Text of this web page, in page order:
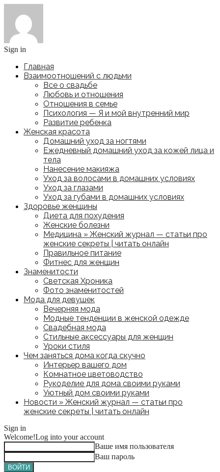
Sign in
Главная
Взаимоотношений с людьми
Все о свадьбе
Любовь и отношения
Отношения в семье
Психология — Я и мой внутренний мир
Развитие ребенка
Женская красота
Домашний уход за ногтями
Ежедневный домашний уход за кожей лица и
тела
Нанесение макияжа
Уход за волосами в домашних условиях
Уход за глазами
Уход за губами в домашних условиях
Здоровье женщины
Диета для похудения
Женские болезни
Медицина » Женский журнал — статьи про
женские секреты | читать онлайн
Правильное питание
Фитнес для женщин
Знаменитости
Светская Хроника
Фото знаменитостей
Мода для девушек
Вечерняя мода
Модные тенденции в женской одежде
Свадебная мода
Стильные аксессуары для женщин
Уроки стиля
Чем заняться дома когда скучно
Интерьер вашего дом
Комнатное цветоводство
Рукоделие для дома своими руками
Уютный дом своими руками
Новости » Женский журнал — статьи про
женские секреты | читать онлайн
Sign in
Welcome!Log into your account
Ваше имя пользователя
Ваш пароль